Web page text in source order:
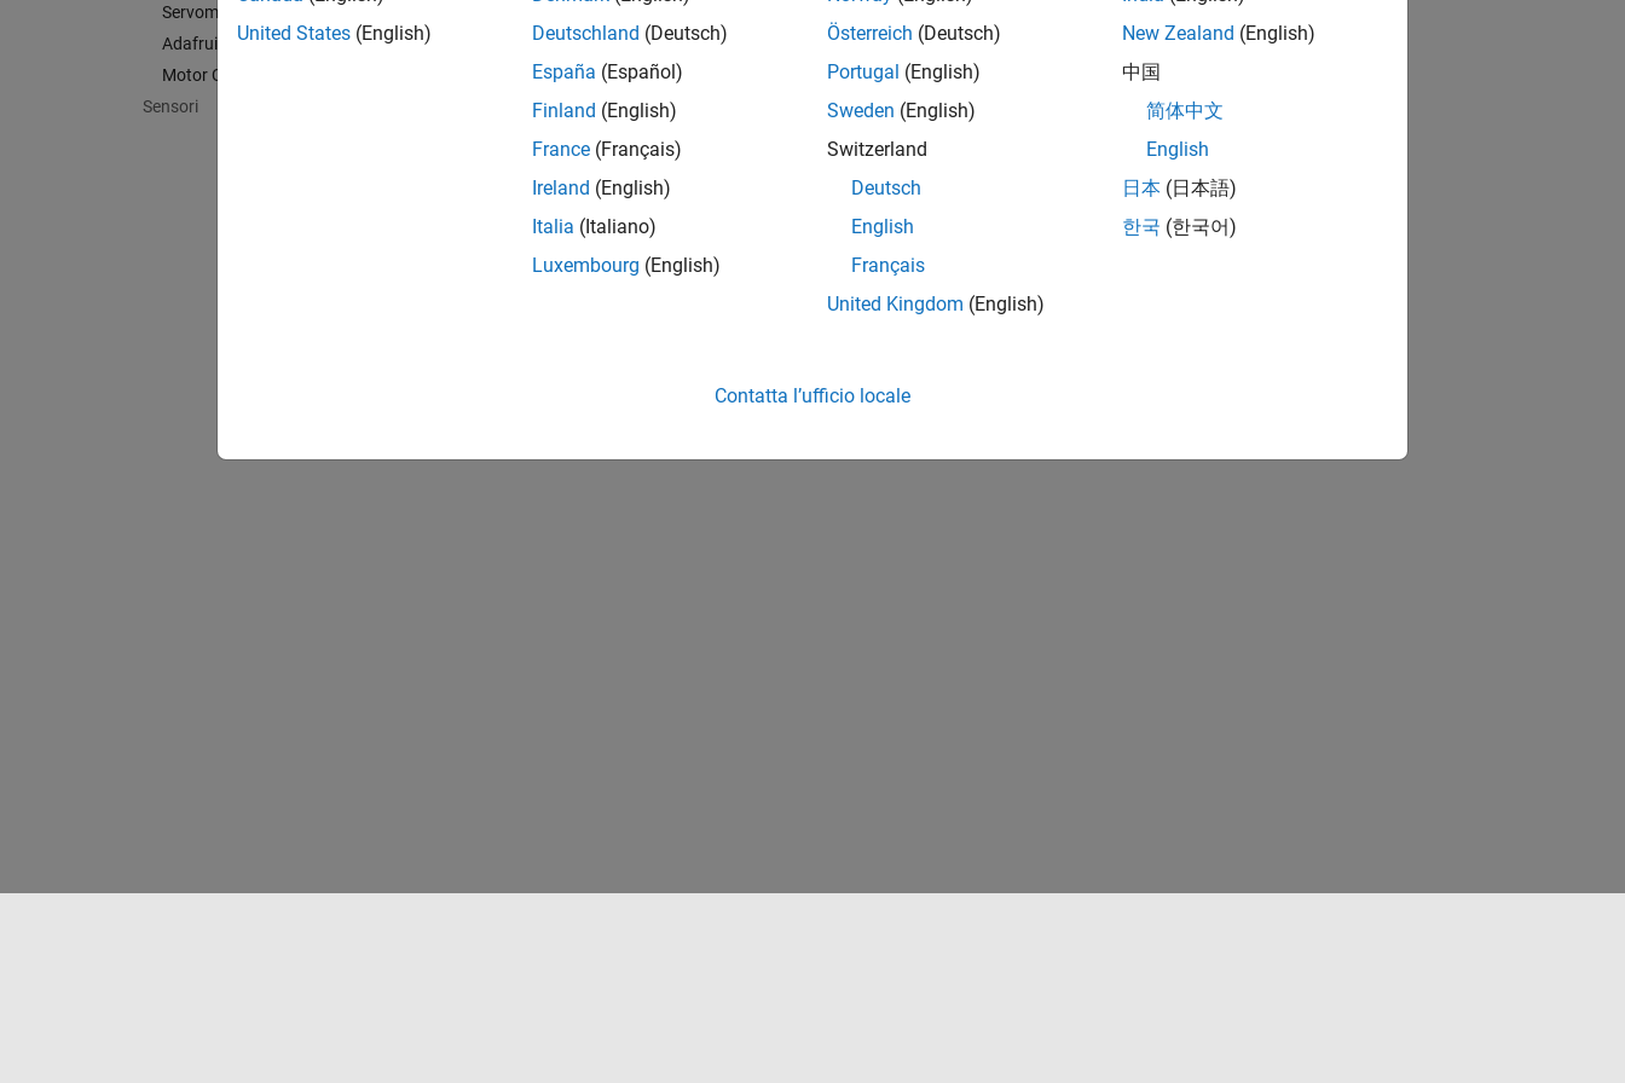
Servomotori
Adafruit Motor Shield V2
Motor Carrier
Sensori
United States (English)
Deutschland (Deutsch)
España (Español)
Finland (English)
France (Français)
Ireland (English)
Italia (Italiano)
Luxembourg (English)
Österreich (Deutsch)
Portugal (English)
Sweden (English)
Switzerland
Deutsch
English
Français
United Kingdom (English)
New Zealand (English)
中国
简体中文
English
日本 (日本語)
한국 (한국어)
Contatta l’ufficio locale